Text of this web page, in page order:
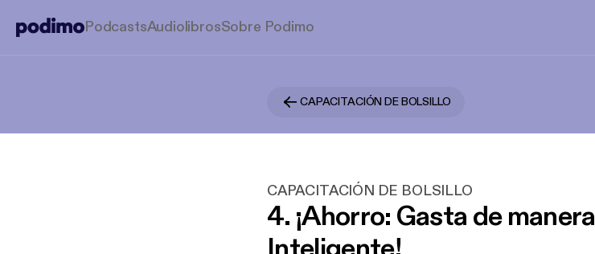
PodcastsAudiolibrosSobre Podimo
CAPACITACIÓN DE BOLSILLO
CAPACITACIÓN DE BOLSILLO
4. ¡Ahorro: Gasta de manera